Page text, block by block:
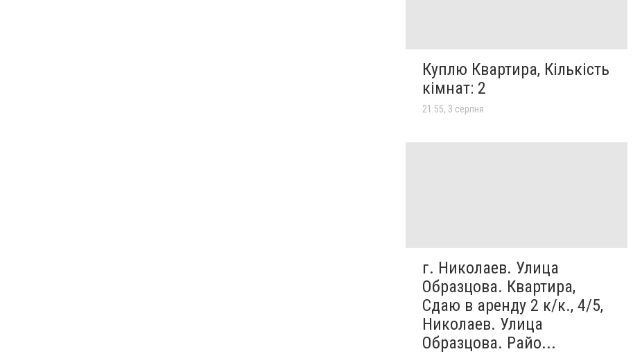
Куплю Квартира, Кількість
кімнат: 2
21:55, 3 серпня
г. Николаев. Улица
Образцова. Квартира,
Сдаю в аренду 2 к/к., 4/5,
Николаев. Улица
Образцова. Райо...